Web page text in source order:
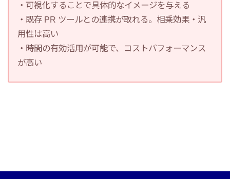
・可視化することで具体的なイメージを与える
・既存 PR ツールとの連携が取れる。相乗効果・汎
用性は高い
・時間の有効活用が可能で、コストパフォーマンス
が高い